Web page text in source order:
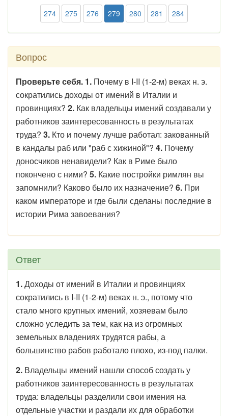
274 275 276 279 280 281 284
Вопрос
Проверьте себя. 1. Почему в I-II (1-2-м) веках н. э.
сократились доходы от имений в Италии и
провинциях? 2. Как владельцы имений создавали у
работников заинтересованность в результатах
труда? 3. Кто и почему лучше работал: закованный
в кандалы раб или "раб с хижиной"? 4. Почему
доносчиков ненавидели? Как в Риме было
покончено с ними? 5. Какие постройки римлян вы
запомнили? Каково было их назначение? 6. При
каком императоре и где были сделаны последние в
истории Рима завоевания?
Ответ
1.Доходы от имений в Италии и провинциях
сократились в I-II (1-2-м) веках н. э., потому что
стало много крупных имений, хозяевам было
сложно уследить за тем, как на из огромных
земельных владениях трудятся рабы, а
большинство рабов работало плохо, из-под палки.
2. Владельцы имений нашли способ создать у
работников заинтересованность в результатах
труда: владельцы разделили свои имения на
отдельные участки и раздали их для обработки